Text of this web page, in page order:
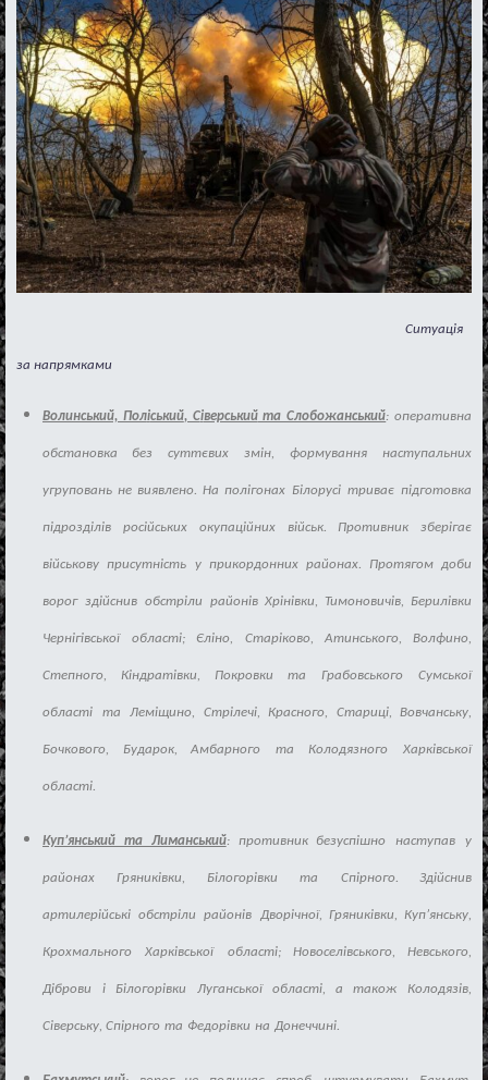
Ситуація
за напрямками
Волинський, Поліський, Сіверськийта Слобожанський: оперативна
обстановка без суттєвих змін, формування наступальних
угруповань не виявлено. На полігонах Білорусі триває підготовка
підрозділів російських окупаційних військ. Противник зберігає
військову присутність у прикордонних районах. Протягом доби
ворог здійснив обстріли районів Хрінівки,Тимоновичів, Берилівки
Чернігівської області;Єліно, Старіково, Атинського,Волфино,
Степного, Кіндратівки, Покровки та Грабовського Сумської
області та Леміщино, Стрілечі, Красного, Стариці, Вовчанську,
Бочкового, Бударок,Амбарного та Колодязного Харківської
області.
Куп’янський та Лиманський: противник безуспішно наступав у
районах Гряниківки, Білогорівки та Спірного.Здійснив
артилерійські обстріли районів Дворічної, Гряниківки,Куп’янську,
Крохмального Харківської області; Новоселівського, Невського,
Діброви і Білогорівки Луганської області, а також Колодязів,
Сіверську, Спірного та Федорівки на Донеччині.